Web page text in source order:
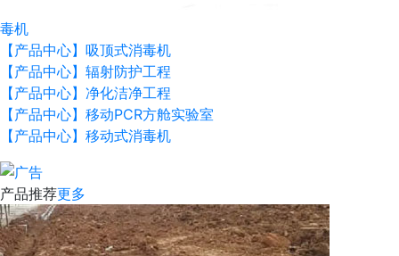
毒机
【产品中心】吸顶式消毒机
【产品中心】辐射防护工程
【产品中心】净化洁净工程
【产品中心】移动PCR方舱实验室
【产品中心】移动式消毒机
产品推荐更多